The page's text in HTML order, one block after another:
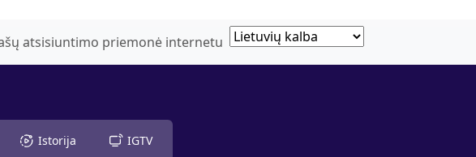
atsisiuntimo priemonė internetu
Istorija IGTV